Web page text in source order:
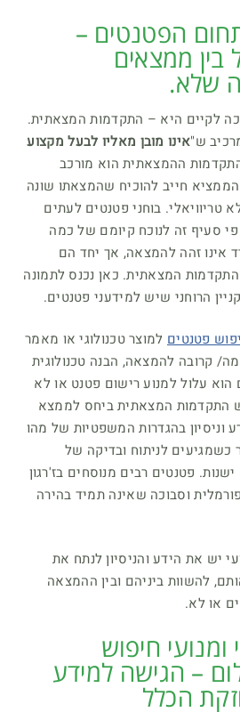
הפטנטים –
בין ממצאים
שלא.
לקיים היא – התקדמות המצאתית.
ש"אינו מובן מאליו לבעל מקצוע
ההמצאתית הוא מורכב
חייב להוכיח שהמצאתו שונה
טריוויאלי. בוחני פטנטים לעתים
סעיף זה לנוכח קיומם של כמה
אינו זהה להמצאה, אך יחד הם
המצאתית. כאן נכנס לתמונה
הרוחני שיש למידעני פטנטים.
פטנטים למוצר טכנולוגי או מאמר
קרובה להמצאה, הבנה טכנולוגית
עלול למנוע רישום פטנט או לא
התקדמות המצאתית ביחס לממצא
וניסיון בהגדרות המשפטיות של מהו
כשמגיעים לניתוח ובדיקה של
פטנטים רבים מנוסחים בז'רגון
וסבוכה שאינה תמיד בהירה
יש את הידע והניסיון לנתח את
להשוות ביניהם ובין ההמצאה
או לא.
חיפוש
– הגישה למידע
הכלל